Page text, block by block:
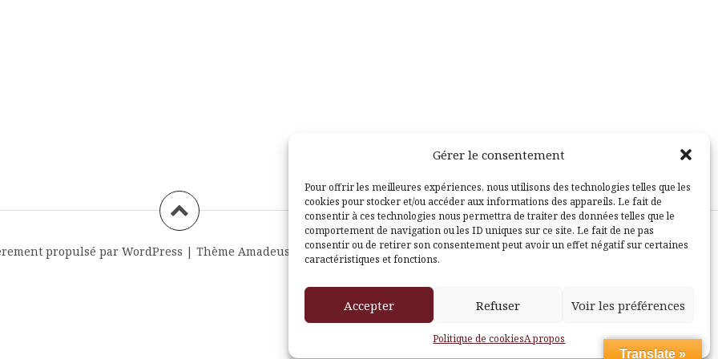
Gérer le consentement
Pour offrir les meilleures expériences, nous utilisons des technologies telles que les
cookies pour stocker et/ou accéder aux informations des appareils. Le fait de
consentir à ces technologies nous permettra de traiter des données telles que le
comportement de navigation ou les ID uniques sur ce site. Le fait de ne pas
consentir ou de retirer son consentement peut avoir un effet négatif sur certaines
caractéristiques et fonctions.
Accepter Refuser Voir les préférences
Politique de cookiesA propos
propulsé par WordPress | Thème Amadeus par Themeisle
Translate »